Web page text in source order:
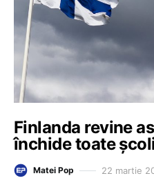
Finlanda revine
închide toate
Matei Pop 22 martie